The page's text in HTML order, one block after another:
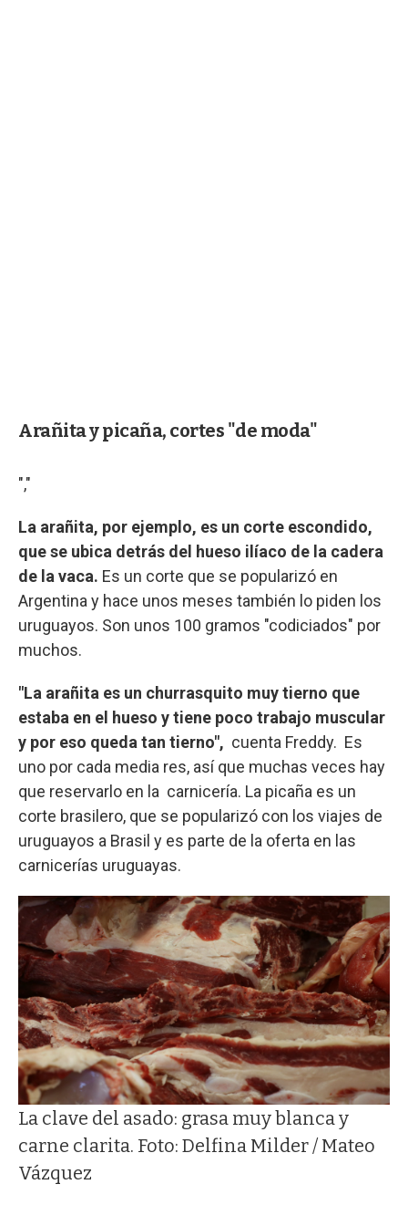
Arañita y picaña, cortes "de moda"
","
La arañita, por ejemplo, es un corte escondido,
que se ubica detrás del hueso ilíaco de la cadera
de la vaca. Es un corte que se popularizó en
Argentina y hace unos meses también lo piden los
uruguayos. Son unos 100 gramos "codiciados" por
muchos.
"La arañita es un churrasquito muy tierno que
estaba en el hueso y tiene poco trabajo muscular
y por eso queda tan tierno", cuenta Freddy. Es
uno por cada media res, así que muchas veces hay
que reservarlo en la carnicería. La picaña es un
corte brasilero, que se popularizó con los viajes de
uruguayos a Brasil y es parte de la oferta en las
carnicerías uruguayas.
La clave del asado: grasa muy blanca y
carne clarita. Foto: Delfina Milder / Mateo
Vázquez